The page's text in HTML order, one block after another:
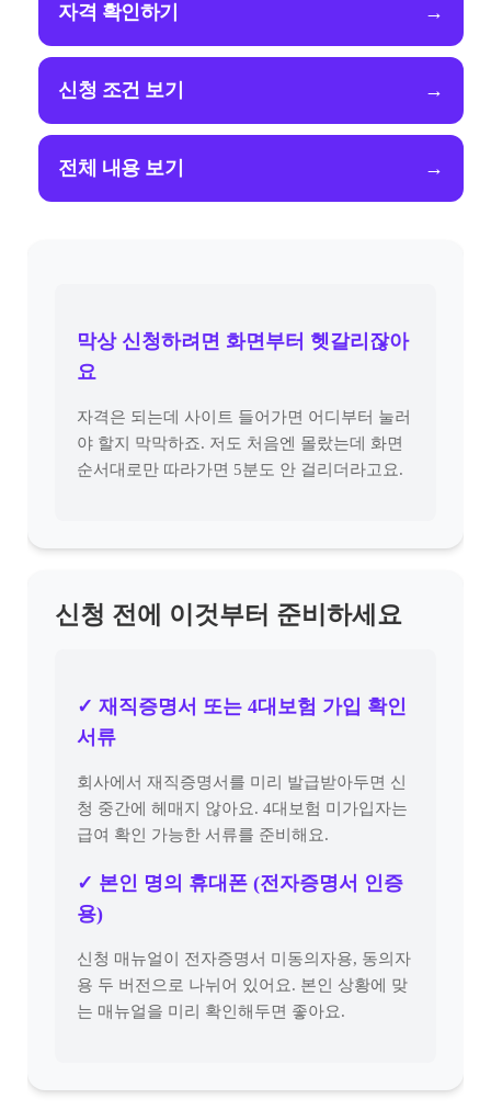
자격 확인하기 →
신청 조건 보기 →
전체 내용 보기 →
막상 신청하려면 화면부터 헷갈리잖아
요
자격은 되는데 사이트 들어가면 어디부터 눌러
야 할지 막막하죠. 저도 처음엔 몰랐는데 화면
순서대로만 따라가면 5분도 안 걸리더라고요.
신청 전에 이것부터 준비하세요
✓ 재직증명서 또는 4대보험 가입 확인
서류
회사에서 재직증명서를 미리 발급받아두면 신
청 중간에 헤매지 않아요. 4대보험 미가입자는
급여 확인 가능한 서류를 준비해요.
✓ 본인 명의 휴대폰 (전자증명서 인증
용)
신청 매뉴얼이 전자증명서 미동의자용, 동의자
용 두 버전으로 나뉘어 있어요. 본인 상황에 맞
는 매뉴얼을 미리 확인해두면 좋아요.